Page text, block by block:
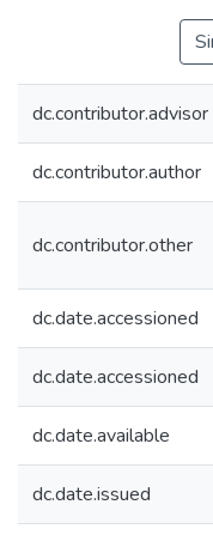
dc.contributor.advisor
dc.contributor.author
dc.contributor.other
dc.date.accessioned
dc.date.accessioned
dc.date.available
dc.date.issued